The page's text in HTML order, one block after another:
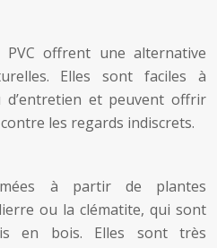
offrent une alternative
Elles sont faciles à
d’entretien et peuvent offrir
les regards indiscrets.
à partir de plantes
ou la clématite, qui sont
en bois. Elles sont très